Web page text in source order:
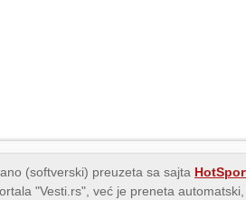
(softverski) preuzeta sa sajta
"Vesti.rs", već je preneta